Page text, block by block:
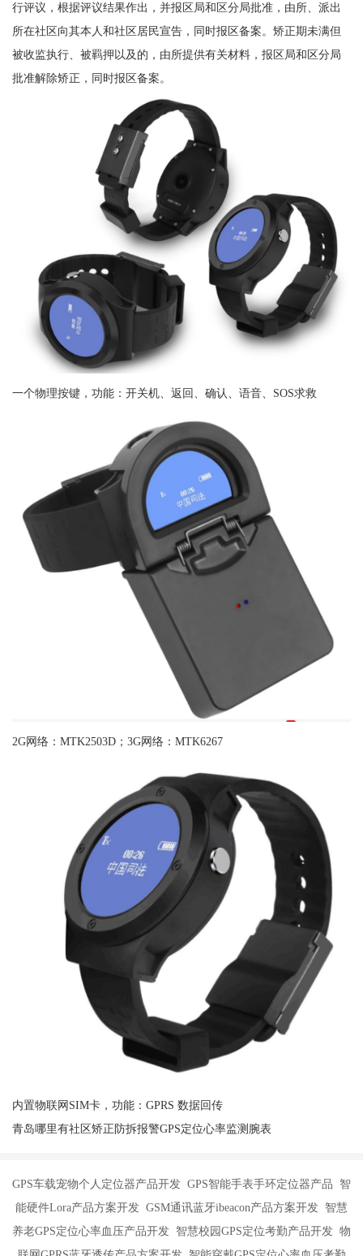
行评议，根据评议结果作出，并报区局和区分局批准，由所、派出
所在社区向其本人和社区居民宣告，同时报区备案。矫正期未满但
被收监执行、被羁押以及的，由所提供有关材料，报区局和区分局
批准解除矫正，同时报区备案。
一个物理按键，功能：开关机、返回、确认、语音、SOS求救
2G网络：MTK2503D；3G网络：MTK6267
内置物联网SIM卡，功能：GPRS 数据回传
青岛哪里有社区矫正防拆报警GPS定位心率监测腕表
GPS车载宠物个人定位器产品开发 GPS智能手表手环定位器产品 智
能硬件Lora产品方案开发 GSM通讯蓝牙ibeacon产品方案开发 智慧
养老GPS定位心率血压产品开发 智慧校园GPS定位考勤产品开发 物